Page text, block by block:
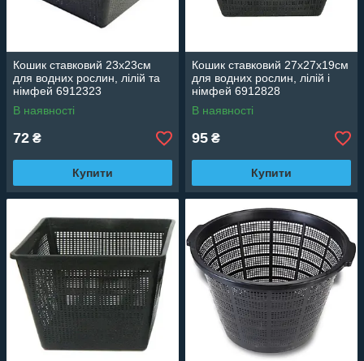
Кошик ставковий 23х23см
для водних рослин, лілій та
німфей 6912323
В наявності
72 ₴
Купити
Кошик ставковий 27х27х19см
для водних рослин, лілій і
німфей 6912828
В наявності
95 ₴
Купити